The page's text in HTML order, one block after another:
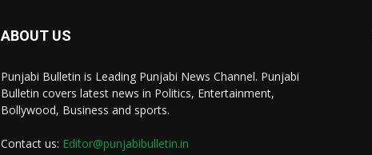
ABOUT US
Punjabi Bulletin is Leading Punjabi News Channel. Punjabi
Bulletin covers latest news in Politics, Entertainment,
Bollywood, Business and sports.
Contact us: Editor@punjabibulletin.in